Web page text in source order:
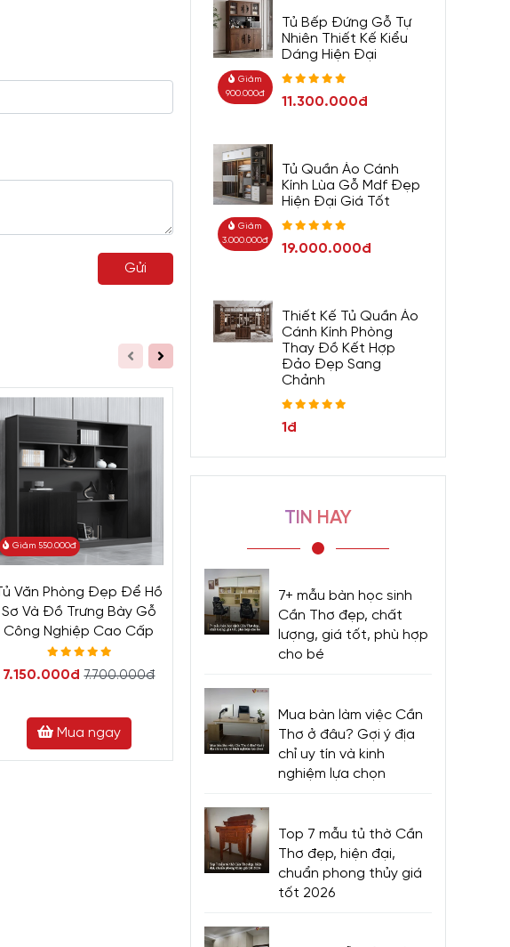
tiết kiệm diện tích
Gửi
Giảm 550.000đ
Văn Phòng Đẹp Để Hồ
Sơ Và Đồ Trưng Bày Gỗ
Công Nghiệp Cao Cấp
7.150.000đ 7.700.000đ
Mua ngay
Tủ Đựng Hồ Sơ Văn
Phòng Giá Rẻ Thiết Kế
Tiện Ích Hiện Đại
Mua ngay
Giảm
900.000đ
Tủ Bếp Đứng Gỗ Tự
Nhiên Thiết Kế Kiểu
Dáng Hiện Đại
11.300.000đ
Giảm
3.000.000đ
Tủ Quần Áo Cánh
Kính Lùa Gỗ Mdf Đẹp
Hiện Đại Giá Tốt
19.000.000đ
Thiết Kế Tủ Quần Áo
Cánh Kính Phòng
Thay Đồ Kết Hợp
Đảo Đẹp Sang
Chảnh
1đ
TIN HAY
7+ mẫu bàn học sinh
Cần Thơ đẹp, chất
lượng, giá tốt, phù hợp
cho bé
Mua bàn làm việc Cần
Thơ ở đâu? Gợi ý địa
chỉ uy tín và kinh
nghiệm lựa chọn
Top 7 mẫu tủ thờ Cần
Thơ đẹp, hiện đại,
chuẩn phong thủy giá
tốt 2026